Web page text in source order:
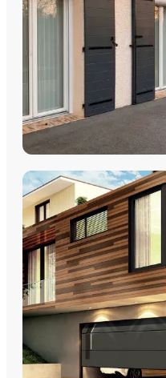
VOLETS
Volets Roulants Volets
Découvrez nos volets
pose par les équipes Plein
DÉCOUVRIR